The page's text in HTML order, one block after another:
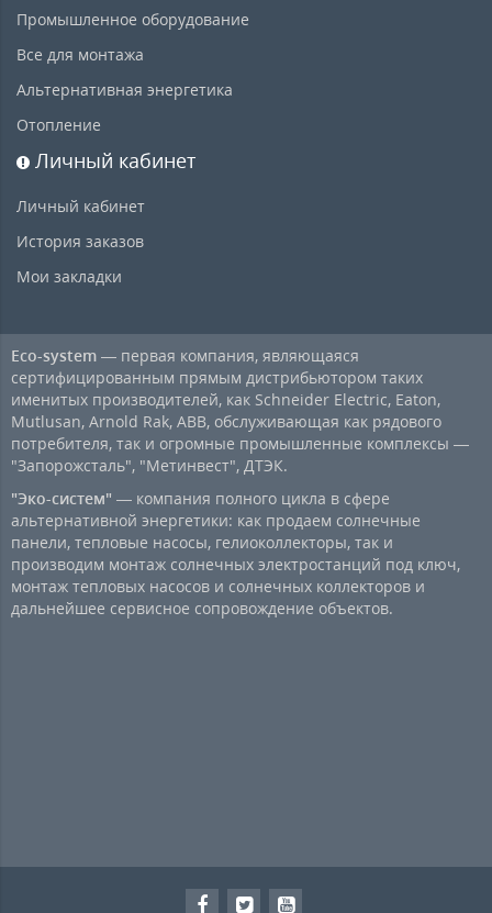
Промышленное оборудование
Все для монтажа
Альтернативная энергетика
Отопление
Личный кабинет
Личный кабинет
История заказов
Мои закладки
Eco-system — первая компания, являющаяся
сертифицированным прямым дистрибьютором таких
именитых производителей, как Schneider Electric, Eaton,
Mutlusan, Arnold Rak, ABB, обслуживающая как рядового
потребителя, так и огромные промышленные комплексы —
"Запорожсталь", "Метинвест", ДТЭК.
"Эко-систем" — компания полного цикла в сфере
альтернативной энергетики: как продаем солнечные
панели, тепловые насосы, гелиоколлекторы, так и
производим монтаж солнечных электростанций под ключ,
монтаж тепловых насосов и солнечных коллекторов и
дальнейшее сервисное сопровождение объектов.